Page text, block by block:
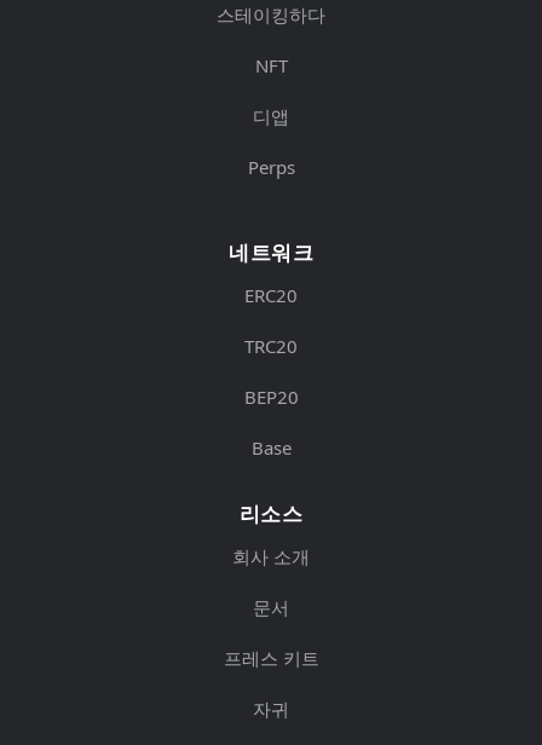
스테이킹하다
NFT
디앱
Perps
네트워크
ERC20
TRC20
BEP20
Base
리소스
회사 소개
문서
프레스 키트
자귀